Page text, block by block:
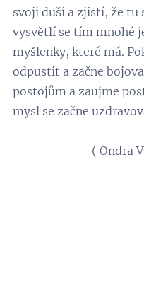
svoji duši a zjistí, že tu
vysvětlí se tím mnohé
myšlenky, které má.
odpustit a začne
postojům a zaujme
mysl se začne
( Ondra